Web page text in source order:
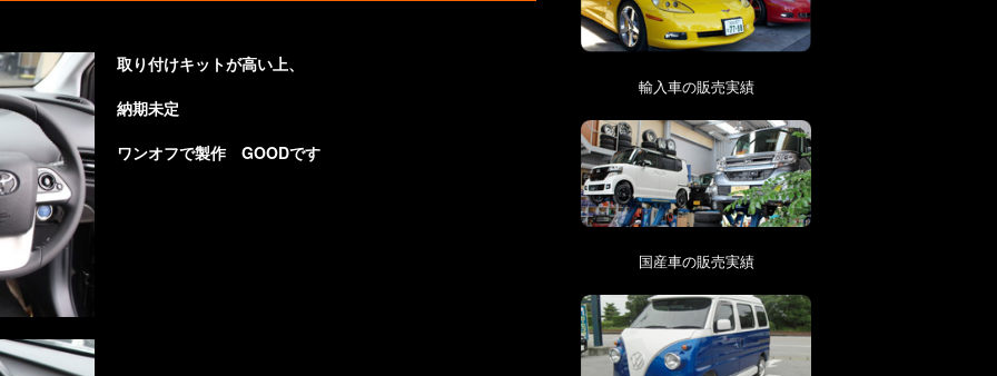
取り付けキットが高い上、
納期未定
ワンオフで製作 GOODです
輸入車の販売実績
国産車の販売実績